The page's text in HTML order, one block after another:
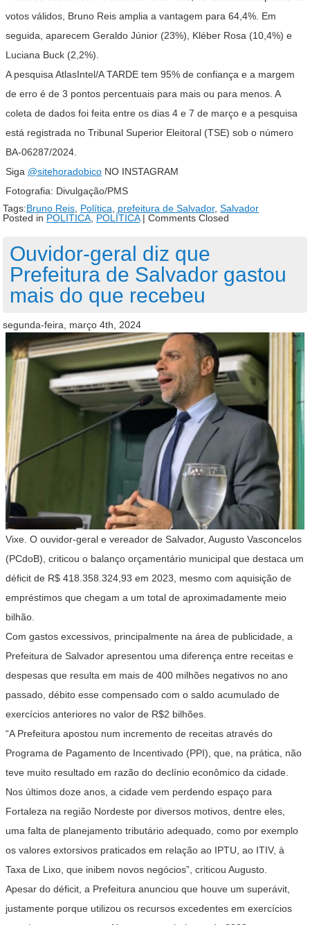
votos válidos, Bruno Reis amplia a vantagem para 64,4%. Em
seguida, aparecem Geraldo Júnior (23%), Kléber Rosa (10,4%) e
Luciana Buck (2,2%).
A pesquisa AtlasIntel/A TARDE tem 95% de confiança e a margem
de erro é de 3 pontos percentuais para mais ou para menos. A
coleta de dados foi feita entre os dias 4 e 7 de março e a pesquisa
está registrada no Tribunal Superior Eleitoral (TSE) sob o número
BA-06287/2024.
Siga @sitehoradobico NO INSTAGRAM
Fotografia: Divulgação/PMS
Tags:Bruno Reis, Política, prefeitura de Salvador, Salvador
Posted in POLITICA, POLÍTICA| Comments Closed
Ouvidor-geral diz que
Prefeitura de Salvador gastou
mais do que recebeu
segunda-feira, março 4th, 2024
Vixe. O ouvidor-geral e vereador de Salvador, Augusto Vasconcelos
(PCdoB), criticou o balanço orçamentário municipal que destaca um
déficit de R$ 418.358.324,93 em 2023, mesmo com aquisição de
empréstimos que chegam a um total de aproximadamente meio
bilhão.
Com gastos excessivos, principalmente na área de publicidade, a
Prefeitura de Salvador apresentou uma diferença entre receitas e
despesas que resulta em mais de 400 milhões negativos no ano
passado, débito esse compensado com o saldo acumulado de
exercícios anteriores no valor de R$2 bilhões.
“A Prefeitura apostou num incremento de receitas através do
Programa de Pagamento de Incentivado (PPI), que, na prática, não
teve muito resultado em razão do declínio econômico da cidade.
Nos últimos doze anos, a cidade vem perdendo espaço para
Fortaleza na região Nordeste por diversos motivos, dentre eles,
uma falta de planejamento tributário adequado, como por exemplo
os valores extorsivos praticados em relação ao IPTU, ao ITIV, à
Taxa de Lixo, que inibem novos negócios”, criticou Augusto.
Apesar do déficit, a Prefeitura anunciou que houve um superávit,
justamente porque utilizou os recursos excedentes em exercícios